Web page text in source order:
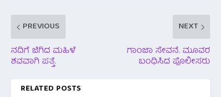
PREVIOUS
ನದಿಗೆ ಜಿಗಿದ ಮಹಿಳೆ
ಶವವಾಗಿ ಪತ್ತೆ.
NEXT
ಗಾಂಜಾ ಸೇವನೆ. ಮೂವರ
ಬಂಧಿಸಿದ ಪೊಲೀಸರು
RELATED POSTS